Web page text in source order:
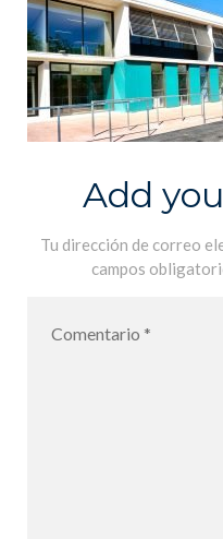
Add
Tu dirección de correo
campos